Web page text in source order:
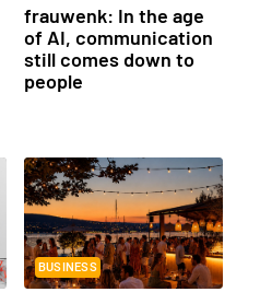
frauwenk: In the age
of AI, communication
still comes down to
people
BUSINESS